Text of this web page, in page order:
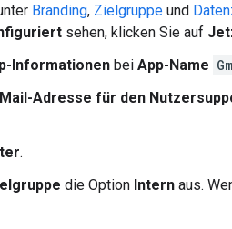
Branding, Zielgruppe und
sehen, klicken Sie auf
Informationen bei App-Name
Adresse für den
.
die Option Intern aus.